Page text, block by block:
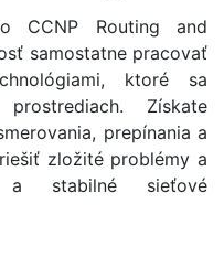
CCNP Routing and
samostatne pracovať
ktoré sa
Získate
prepínania a
zložité problémy a
a stabilné sieťové